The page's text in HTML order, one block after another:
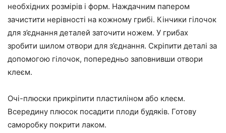
необхідних розмірів і форм. Наждачним папером
зачистити нерівності на кожному грибі. Кінчики гілочок
для з’єднання деталей заточити ножем. У грибах
зробити шилом отвори для з’єднання. Скріпити деталі за
допомогою гілочок, попередньо заповнивши отвори
клеєм.
Очі-плюски прикріпити пластиліном або клеєм.
Всередину плюсок посадити плоди будяків. Готову
саморобку покрити лаком.